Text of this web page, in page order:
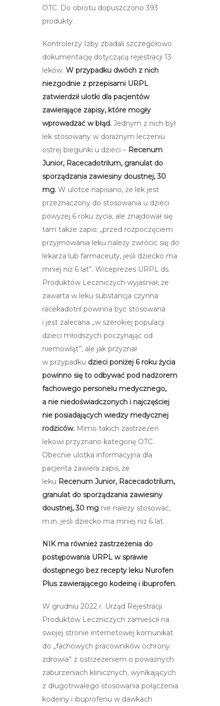
OTC. Do obrotu dopuszczono 393
produkty.
Kontrolerzy Izby zbadali szczegółowo
dokumentację dotyczącą rejestracji 13
leków. W przypadku dwóch z nich
niezgodnie z przepisami URPL
zatwierdził ulotki dla pacjentów
zawierające zapisy, które mogły
wprowadzać w błąd. Jednym z nich był
lek stosowany w doraźnym leczeniu
ostrej biegunki u dzieci – Recenum
Junior, Racecadotrilum, granulat do
sporządzania zawiesiny doustnej, 30
mg. W ulotce napisano, że lek jest
przeznaczony do stosowania u dzieci
powyżej 6 roku życia, ale znajdował się
tam także zapis: „przed rozpoczęciem
przyjmowania leku należy zwrócić się do
lekarza lub farmaceuty, jeśli dziecko ma
mniej niż 6 lat”. Wiceprezes URPL ds.
Produktów Leczniczych wyjaśniał, że
zawarta w leku substancja czynna
racekadotril powinna być stosowana
i jest zalecana „w szerokiej populacji
dzieci młodszych poczynając od
niemowląt”, ale jak przyznał
w przypadku dzieci poniżej 6 roku życia
powinno się to odbywać pod nadzorem
fachowego personelu medycznego,
a nie niedoświadczonych i najczęściej
nie posiadających wiedzy medycznej
rodziców. Mimo takich zastrzeżeń
lekowi przyznano kategorię OTC.
Obecnie ulotka informacyjna dla
pacjenta zawiera zapis, że
leku Recenum Junior, Racecadotrilum,
granulat do sporządzania zawiesiny
doustnej, 30 mg nie należy stosować,
m.in. jeśli dziecko ma mniej niż 6 lat.
NIK ma również zastrzeżenia do
postępowania URPL w sprawie
dostępnego bez recepty leku Nurofen
Plus zawierającego kodeinę i ibuprofen.
W grudniu 2022 r. Urząd Rejestracji
Produktów Leczniczych zamieścił na
swojej stronie internetowej komunikat
do „fachowych pracowników ochrony
zdrowia” z ostrzeżeniem o poważnych
zaburzeniach klinicznych, wynikających
z długotrwałego stosowania połączenia
kodeiny i ibuprofenu w dawkach